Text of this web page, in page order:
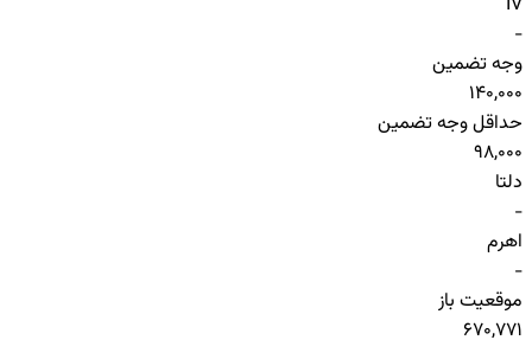
-
وجه تضمین
140,000
حداقل وجه تضمین
98,000
دلتا
-
اهرم
-
موقعیت باز
670,771